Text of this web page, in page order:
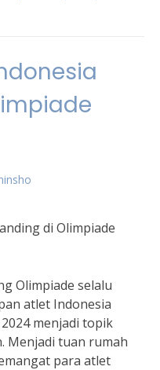
di Olimpiade
Olimpiade selalu
atlet Indonesia
menjadi topik
Menjadi tuan rumah
para atlet